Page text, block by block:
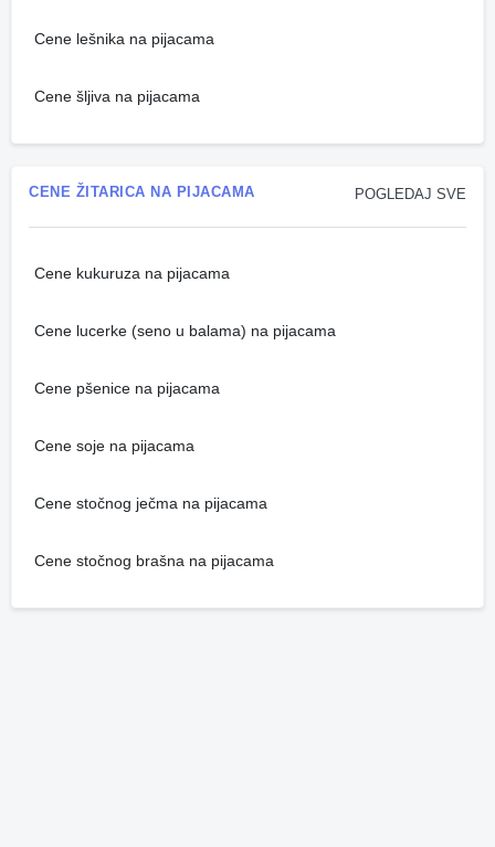
Cene lešnika na pijacama
Cene šljiva na pijacama
POGLEDAJ SVE
CENE ŽITARICA NA PIJACAMA
Cene kukuruza na pijacama
Cene lucerke (seno u balama) na pijacama
Cene pšenice na pijacama
Cene soje na pijacama
Cene stočnog ječma na pijacama
Cene stočnog brašna na pijacama